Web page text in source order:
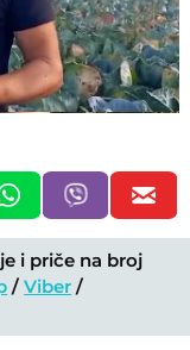
i priče na broj
/Viber /